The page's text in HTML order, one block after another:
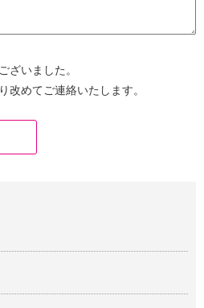
ざいました。
改めてご連絡いたします。